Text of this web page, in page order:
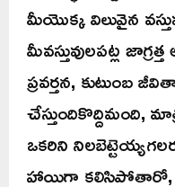
మీయొక్క విలువైన
మీవస్తువులపట్ల
ప్రవర్తన, కుటుంబ
చేస్తుందికొద్దిమంది,
ఒకరిని
హాయిగా కలిసిపోతారో,